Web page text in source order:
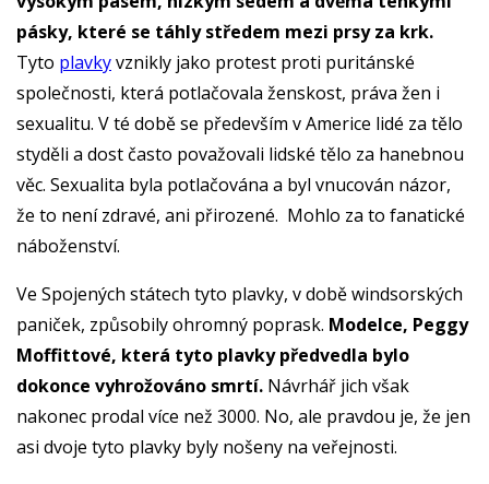
pásky, které se táhly středem mezi prsy za krk.
Tyto plavkyvznikly jako protest proti puritánské
společnosti, která potlačovala ženskost, práva žen i
sexualitu. V té době se především v Americe lidé za tělo
styděli a dost často považovali lidské tělo za hanebnou
věc. Sexualita byla potlačována a byl vnucován názor,
že to není zdravé, ani přirozené. Mohlo za to fanatické
náboženství.
Ve Spojených státech tyto plavky, v době windsorských
paniček, způsobily ohromný poprask. Modelce, Peggy
Moffittové, která tyto plavky předvedla bylo
dokonce vyhrožováno smrtí. Návrhář jich však
nakonec prodal více než 3000. No, ale pravdou je, že jen
asi dvoje tyto plavky byly nošeny na veřejnosti.